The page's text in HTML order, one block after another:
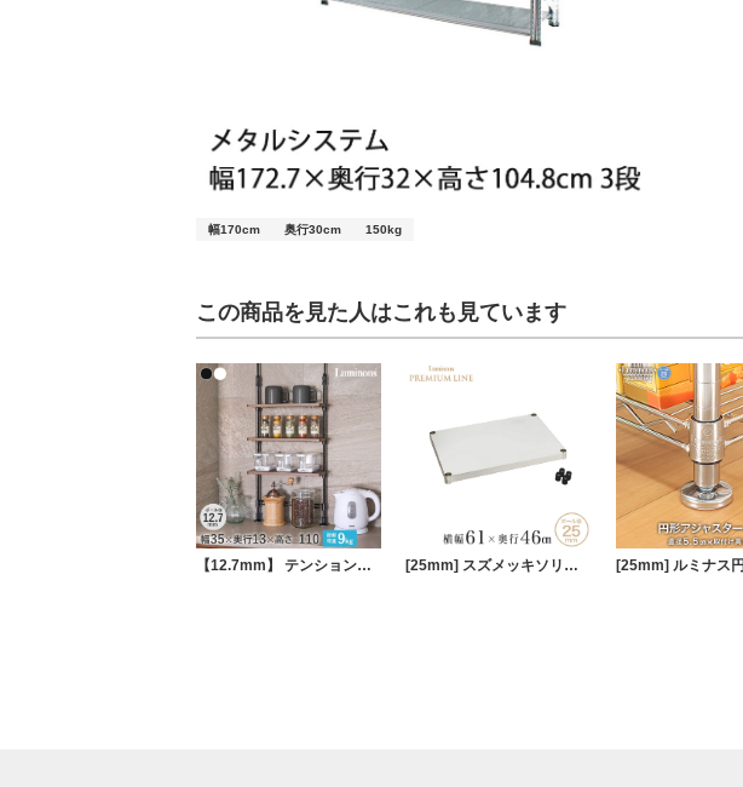
幅170cm 奥行30cm 150kg
この商品を見た人はこれも見ています
【12.7mm】 テンションミニラック 幅36.5 cm×奥行13.5cm×高さ74～110cm 3段 [25mm] スズメッキソリッド棚 幅60 幅61×奥行46cm スリーブ付き ルミナス プレミアムライン ソリッドシェルフ スチールシェルフ